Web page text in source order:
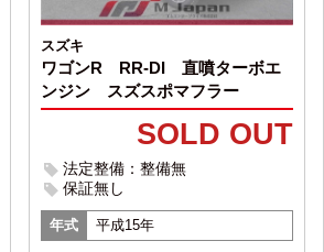
スズキ
ワゴンR RR-DI 直噴ターボエ
ンジン スズスポマフラー
SOLD OUT
法定整備：整備無
保証無し
年式 平成15年